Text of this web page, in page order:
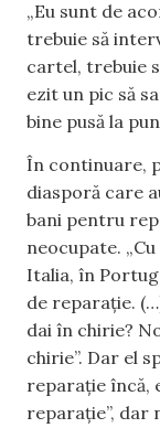
„Eu sunt de
trebuie să
cartel, trebuie
ezit un pic să
bine pusă la
În continuare,
diasporă care
bani pentru
neocupate.
Italia, în
de reparație.
dai în chirie?
chirie”. Dar el
reparație încă,
reparație”, dar